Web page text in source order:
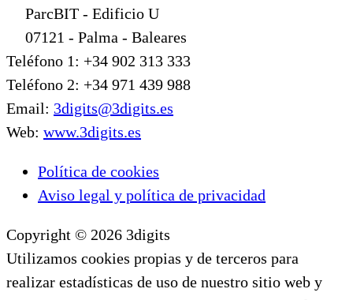
ParcBIT - Edificio U
07121 - Palma - Baleares
Teléfono 1: +34 902 313 333
Teléfono 2: +34 971 439 988
Email: 3digits@3digits.es
Web: www.3digits.es
Política de cookies
Aviso legal y política de privacidad
Copyright © 2026 3digits
Utilizamos cookies propias y de terceros para
realizar estadísticas de uso de nuestro sitio web y